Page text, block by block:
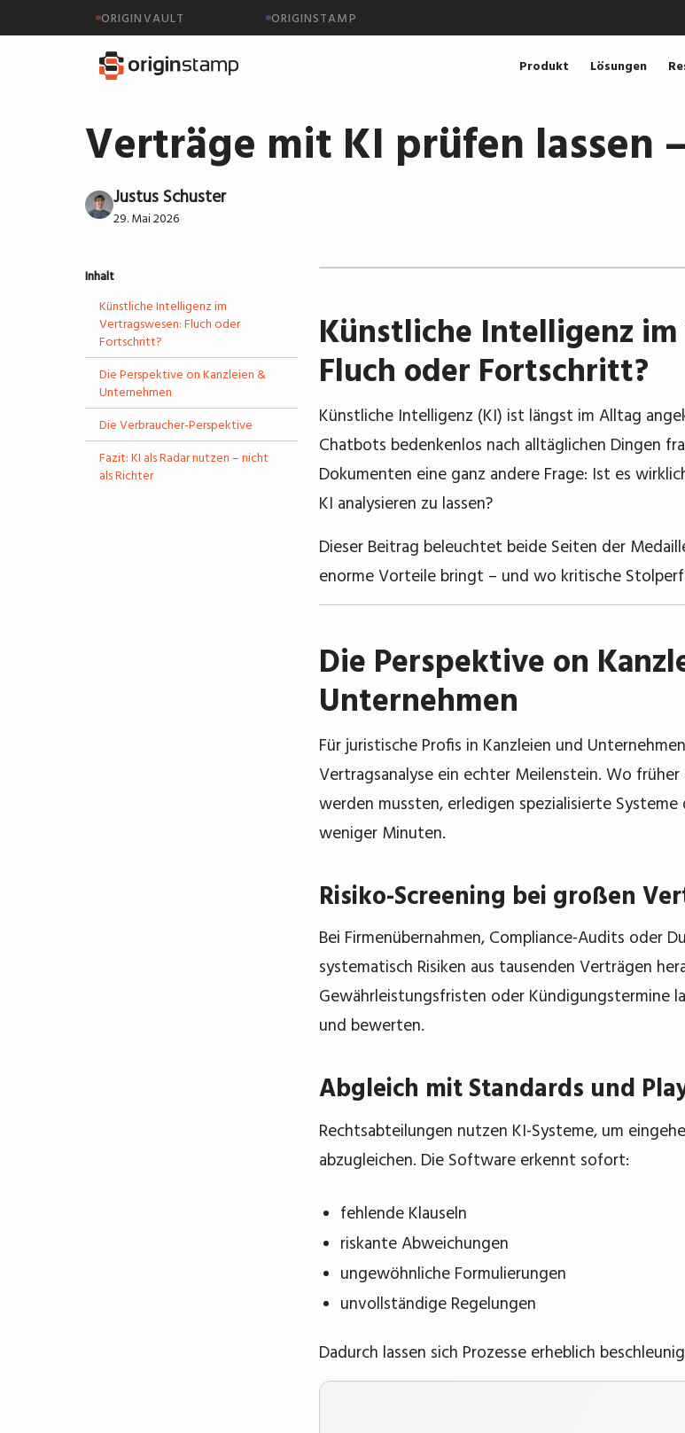
ORIGINVAULT ORIGINSTAMP
Produkt Lösungen
Verträge mit KI prüfen lassen
Justus Schuster
29. Mai 2026
Inhalt
Künstliche Intelligenz im
Vertragswesen: Fluch oder
Fortschritt?
Die Perspektive on Kanzleien &
Unternehmen
Die Verbraucher-Perspektive
Fazit: KI als Radar nutzen – nicht
als Richter
Künstliche Intelligenz
Fluch oder Fortschritt?
Künstliche Intelligenz (KI) ist längst im Alltag
Chatbots bedenkenlos nach alltäglichen Dingen
Dokumenten eine ganz andere Frage: Ist es
KI analysieren zu lassen?
Dieser Beitrag beleuchtet beide Seiten der
enorme Vorteile bringt – und wo kritische
Die Perspektive on
Unternehmen
Für juristische Profis in Kanzleien und
Vertragsanalyse ein echter Meilenstein. Wo
werden mussten, erledigen spezialisierte
weniger Minuten.
Risiko-Screening bei großen
Bei Firmenübernahmen, Compliance-Audits oder
systematisch Risiken aus tausenden Verträgen
Gewährleistungsfristen oder Kündigungstermine
und bewerten.
Abgleich mit Standards und
Rechtsabteilungen nutzen KI-Systeme, um
abzugleichen. Die Software erkennt sofort:
fehlende Klauseln
riskante Abweichungen
ungewöhnliche Formulierungen
unvollständige Regelungen
Dadurch lassen sich Prozesse erheblich